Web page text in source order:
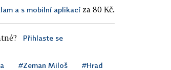
a s mobilní aplikací za 80 Kč.
Přihlaste se
#Zeman Miloš #Hrad